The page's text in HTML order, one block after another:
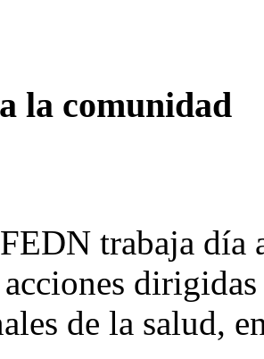
la comunidad
trabaja día
acciones
de la salud,